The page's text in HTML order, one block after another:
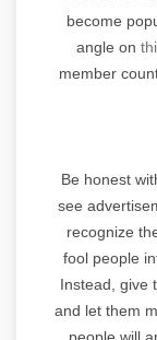
become
angle on
member
Be honest
see
recognize
fool people
Instead, give
and let them
people will